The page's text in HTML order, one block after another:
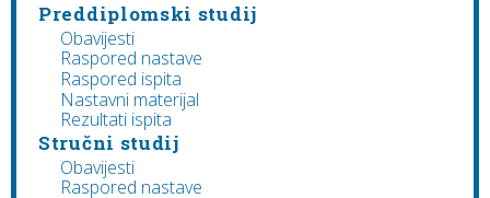
Preddiplomski studij
Obavijesti
Raspored nastave
Raspored ispita
Nastavni materijal
Rezultati ispita
Stručni studij
Obavijesti
Raspored nastave